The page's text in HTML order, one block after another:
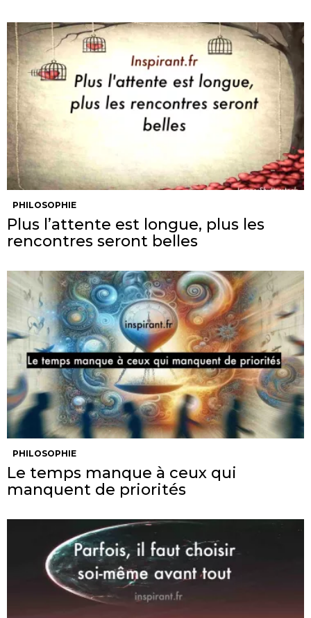
PHILOSOPHIE
Plus l’attente est longue, plus les
rencontres seront belles
PHILOSOPHIE
Le temps manque à ceux qui
manquent de priorités